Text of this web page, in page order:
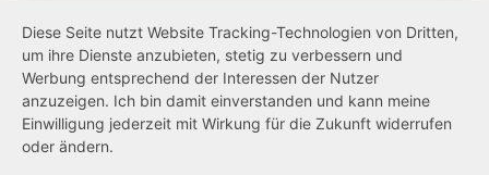
Netiquette
Transparenzanspruch
Hinweisgeberschutz
Diese Seite nutzt Website Tracking-Technologien von Dritten,
um ihre Dienste anzubieten, stetig zu verbessern und
Werbung entsprechend der Interessen der Nutzer
anzuzeigen. Ich bin damit einverstanden und kann meine
Einwilligung jederzeit mit Wirkung für die Zukunft widerrufen
oder ändern.